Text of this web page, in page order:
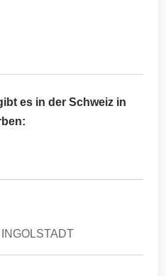
es in der Schweiz in